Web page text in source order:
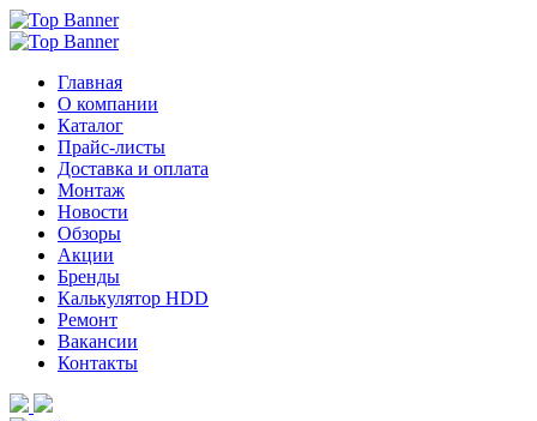
Главная
О компании
Каталог
Прайс-листы
Доставка и оплата
Монтаж
Новости
Обзоры
Акции
Бренды
Калькулятор HDD
Ремонт
Вакансии
Контакты